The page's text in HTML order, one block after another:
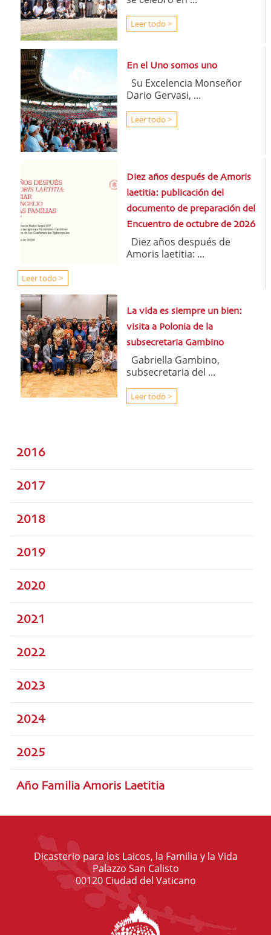
Leer todo >
En el Uno somos uno
Su Excelencia Monseñor
Dario Gervasi, ...
Leer todo >
Diez años después de Amoris
laetitia: publicación del
documento de preparación del
Encuentro de octubre de 2026
Diez años después de
Amoris laetitia: ...
Leer todo >
La vida es siempre un bien:
visita a Polonia de la
subsecretaria Gambino
Gabriella Gambino,
subsecretaria del ...
Leer todo >
2016
2017
2018
2019
2020
2021
2022
2023
2024
2025
Año Familia Amoris Laetitia
Dicasterio para los Laicos, la Familia y la Vida
Palazzo San Calisto
00120 Ciudad del Vaticano